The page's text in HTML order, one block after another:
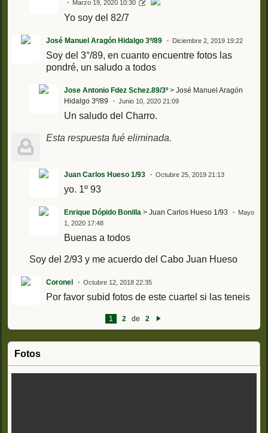
Marzo 19, 2020 10:30
Yo soy del 82/7
José Manuel Aragón Hidalgo 3º/89 Diciembre 2, 2019 19:22
Soy del 3°/89, en cuanto encuentre fotos las
pondré, un saludo a todos
Jose Antonio Fdez Schez.89/3º> José Manuel Aragón
Hidalgo 3º/89
Junio 10, 2020 21:09
Un saludo del Charro.
Esta respuesta fué eliminada.
Juan Carlos Hueso 1/93 Octubre 25, 2019 21:13
yo. 1º 93
Enrique Dópido Bonilla > Juan Carlos Hueso 1/93
Mayo
1, 2020 17:48
Buenas a todos
Soy del 2/93 y me acuerdo del Cabo Juan Hueso
Coronel Octubre 12, 2018 22:35
Por favor subid fotos de este cuartel si las teneis
1 2 de
2
ui
Fotos